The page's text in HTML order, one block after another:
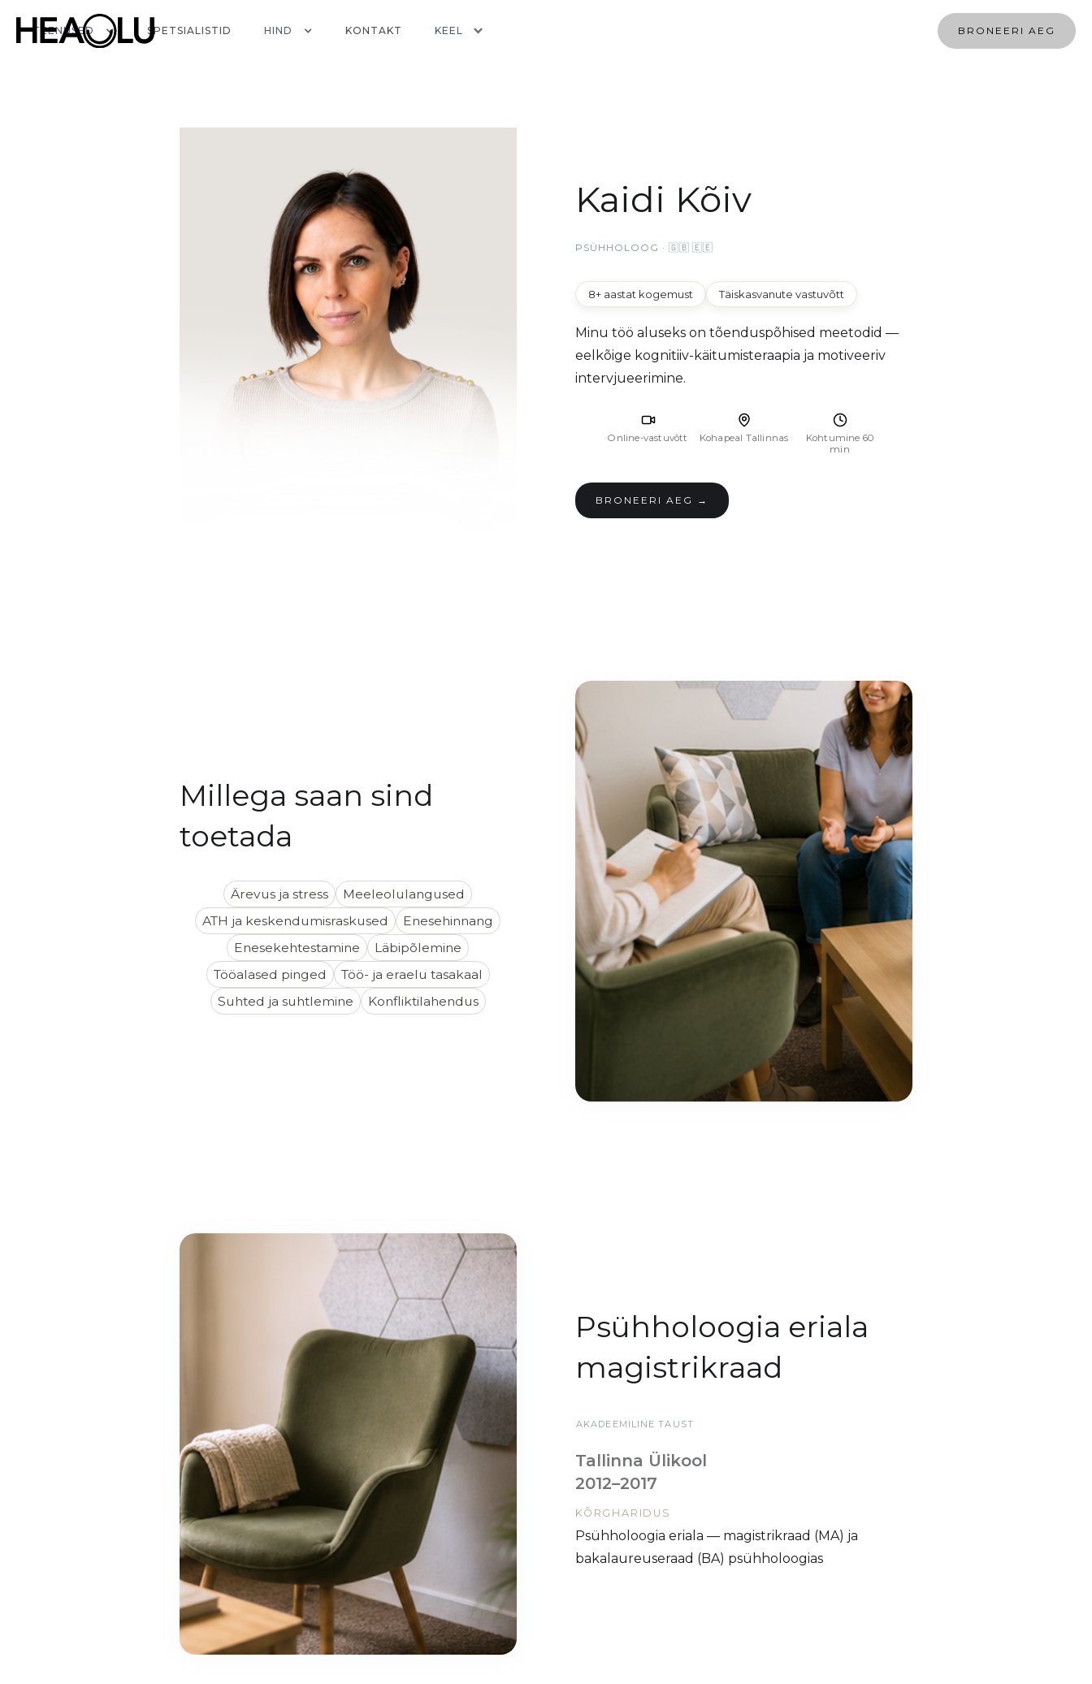
TEENUSED SPETSIALISTID HIND KONTAKT KEEL BRONEERI AEG
Kaidi Kõiv
PSÜHHOLOOG · 🇬🇧 🇪🇪
8+ aastat kogemust Täiskasvanute vastuvõtt
Minu töö aluseks on tõenduspõhised meetodid —
eelkõige kognitiiv-käitumisteraapia ja motiveeriv
intervjueerimine.
Online-vastuvõtt Kohapeal Tallinnas
Kohtumine 60
min
BRONEERI AEG →
Millega saan sind
toetada
Ärevus ja stress
Meeleolulangused
ATH ja keskendumisraskused
Enesehinnang
Enesekehtestamine
Läbipõlemine
Tööalased pinged
Töö- ja eraelu tasakaal
Suhted ja suhtlemine
Konfliktilahendus
Psühholoogia eriala
magistrikraad
AKADEEMILINE TAUST
Tallinna Ülikool
2012–2017
KÕRGHARIDUS
Psühholoogia eriala — magistrikraad (MA) ja
bakalaureuseraad (BA) psühholoogias